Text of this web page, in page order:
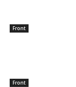
Front
Front